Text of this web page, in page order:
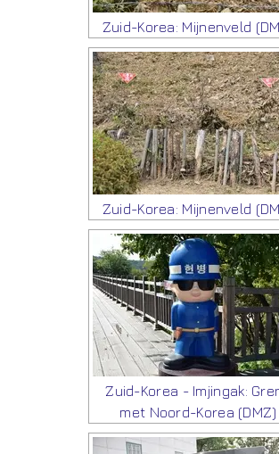
Zuid-Korea: Mijnenveld
Zuid-Korea: Mijnenveld
Zuid-Korea - Imjingak:
met Noord-Korea (DMZ)